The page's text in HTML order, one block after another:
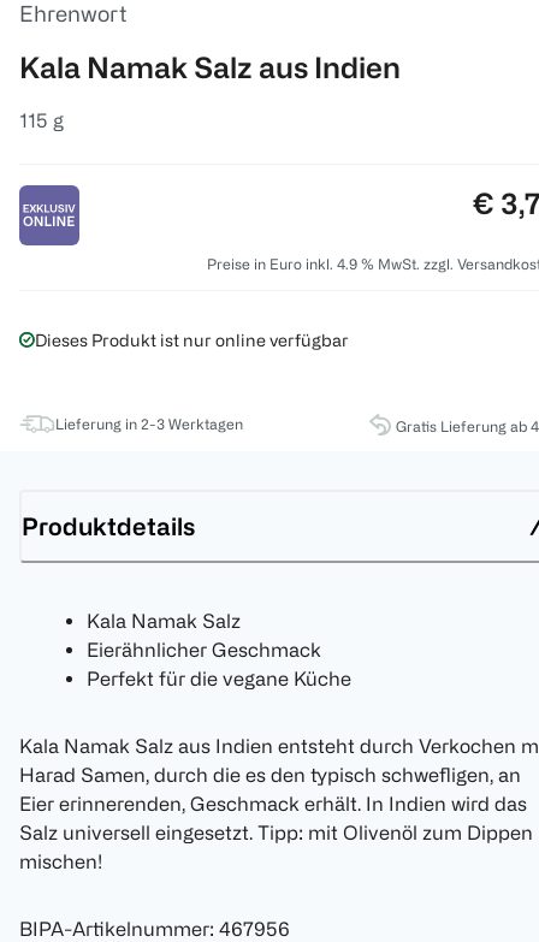
Ehrenwort
Kala Namak Salz aus Indien
115 g
€
Preise in Euro inkl. 4.9 % MwSt. zzgl.
Dieses Produkt ist nur online verfügbar
Lieferung in 2-3 Werktagen Gratis Lieferung ab
Produktdetails
Kala Namak Salz
Eierähnlicher Geschmack
Perfekt für die vegane Küche
Kala Namak Salz aus Indien entsteht durch Verkochen
Harad Samen, durch die es den typisch schwefligen, an
Eier erinnerenden, Geschmack erhält. In Indien wird das
Salz universell eingesetzt. Tipp: mit Olivenöl zum Dippen
mischen!
BIPA-Artikelnummer: 467956